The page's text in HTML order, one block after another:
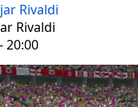
Rivaldi
Rivaldi
20:00